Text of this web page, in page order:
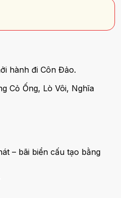
hành đi Côn Đảo.
Cỏ Ống, Lò Vôi, Nghĩa
– bãi biển cấu tạo bằng